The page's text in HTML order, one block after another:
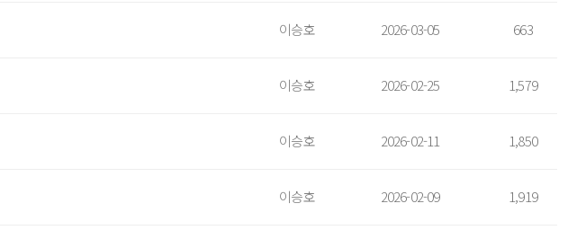
이승호 2026-03-05 663
이승호 2026-02-25 1,579
이승호 2026-02-11 1,850
이승호 2026-02-09 1,919